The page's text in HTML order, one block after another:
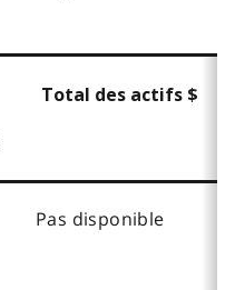
Total des actifs $
Pas disponible